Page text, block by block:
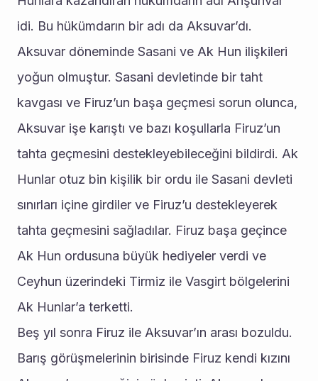
idi. Bu hükümdarın bir adı da Aksuvar’dı.
Aksuvar döneminde Sasani ve Ak Hun ilişkileri
yoğun olmuştur. Sasani devletinde bir taht
kavgası ve Firuz’un başa geçmesi sorun olunca,
Aksuvar işe karıştı ve bazı koşullarla Firuz’un
tahta geçmesini destekleyebileceğini bildirdi. Ak
Hunlar otuz bin kişilik bir ordu ile Sasani devleti
sınırları içine girdiler ve Firuz’u destekleyerek
tahta geçmesini sağladılar. Firuz başa geçince
Ak Hun ordusuna büyük hediyeler verdi ve
Ceyhun üzerindeki Tirmiz ile Vasgirt bölgelerini
Ak Hunlar’a terketti.
Beş yıl sonra Firuz ile Aksuvar’ın arası bozuldu.
Barış görüşmelerinin birisinde Firuz kendi kızını